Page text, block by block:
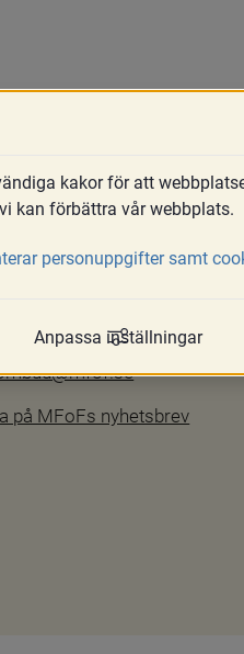
på MFoFs nyhetsbrev
kakor för att
kan förbättra vår webbplats.
personuppgifter samt
Anpassa inställningar